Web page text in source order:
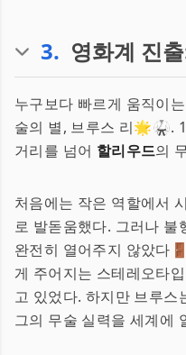
3. 영화계 진
누구보다 빠르게 움직이
술의 별, 브루스 리🌟🥋.
거리를 넘어 할리우드의
처음에는 작은 역할에서
로 발돋움했다. 그러나 불
완전히 열어주지 않았다
게 주어지는 스테레오타
고 있었다. 하지만 브루
그의 무술 실력을 세계에